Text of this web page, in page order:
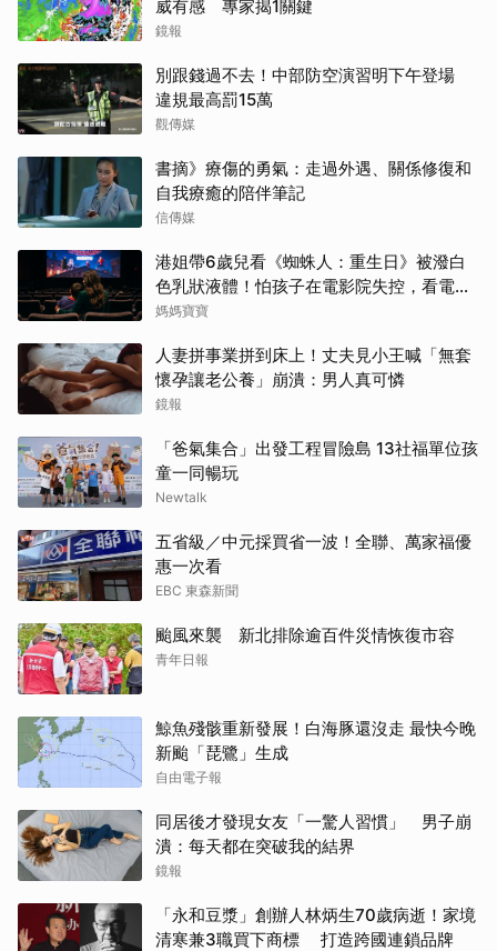
威有感 專家揭1關鍵
鏡報
別跟錢過不去！中部防空演習明下午登場
違規最高罰15萬
觀傳媒
書摘》療傷的勇氣：走過外遇、關係修復和
自我療癒的陪伴筆記
信傳媒
港姐帶6歲兒看《蜘蛛人：重生日》被潑白
色乳狀液體！怕孩子在電影院失控，看電影
前爸媽「必做3件事與3評估」
媽媽寶寶
人妻拼事業拼到床上！丈夫見小王喊「無套
懷孕讓老公養」崩潰：男人真可憐
鏡報
「爸氣集合」出發工程冒險島 13社福單位孩
童一同暢玩
Newtalk
五省級／中元採買省一波！全聯、萬家福優
惠一次看
EBC 東森新聞
颱風來襲 新北排除逾百件災情恢復市容
青年日報
鯨魚殘骸重新發展！白海豚還沒走 最快今晚
新颱「琵鷺」生成
自由電子報
同居後才發現女友「一驚人習慣」 男子崩
潰：每天都在突破我的結界
鏡報
「永和豆漿」創辦人林炳生70歲病逝！家境
清寒兼3職買下商標 打造跨國連鎖品牌